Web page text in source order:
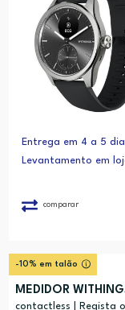
Entrega em 4 a 5
Levantamento em
comparar
-10% em talão
MEDIDOR
contactless | Regista